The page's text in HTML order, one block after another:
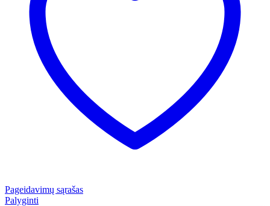
Pageidavimų sąrašas
Palyginti